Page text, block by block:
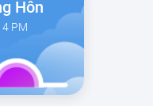
Hôn
PM